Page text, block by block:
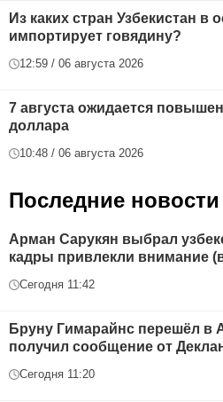
Из каких стран Узбекистан в
импортирует говядину?
12:59 / 06 августа 2026
7 августа ожидается
доллара
10:48 / 06 августа 2026
Последние новости
Арман Сарукян выбрал
кадры привлекли внимание
Сегодня 11:42
Бруну Гимарайнс перешёл в
получил сообщение от
Сегодня 11:20